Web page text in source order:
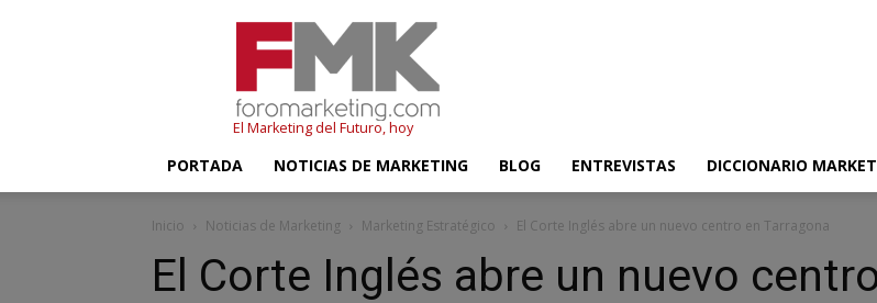
El Marketing del Futuro, hoy
PORTADA NOTICIAS DE MARKETING BLOG ENTREVISTAS DICCIONARIO
Inicio Noticias de Marketing Marketing Estratégico El Corte Inglés abre un nuevo centro en Tarragona
El Corte Inglés abre un nuevo